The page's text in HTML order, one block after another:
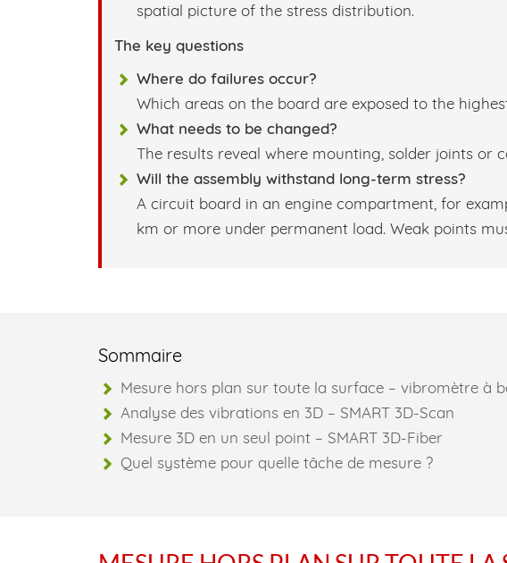
spatial picture of the stress distribution.
The key questions
Where do failures occur?
Which areas on the board are exposed to the
What needs to be changed?
The results reveal where mounting, solder joints or
Will the assembly withstand long-term stress?
A circuit board in an engine compartment, for
km or more under permanent load. Weak points
Sommaire
Mesure hors plan sur toute la surface – vibromètre à
Analyse des vibrations en 3D – SMART 3D-Scan
Mesure 3D en un seul point – SMART 3D-Fiber
Quel système pour quelle tâche de mesure ?